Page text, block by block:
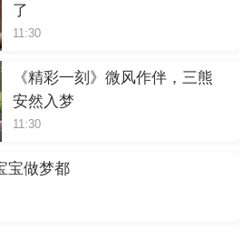
了
11:30
《精彩一刻》微风作伴，三熊
安然入梦
11:30
宝做梦都